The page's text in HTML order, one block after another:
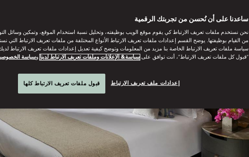
ساعدنا على أن نُحسن من تجربتك الرقمية
نحن نستخدم ملفات تعريف الارتباط كي يقوم موقع الويب بوظيفته، وتحليل نسبة استخدام الموقع، وتمكين وسائل
من القيام بوظيفتها. يوضح القسم إعدادات ملفات تعريف الارتباط الأنواع المختلفة من ملفات تعريف الارتباط التي
سياسة ملفات تعريف الارتباط الخاصة بنا مزيد من المعلومات وتوضح كيفية تعديل إعدادات ملفات تعريف الارتباط
“قبول كل ملفات تعريف الارتباط”، أنت توافق على سياسة& الإعلانات وملفات تعريف الارتباط لدينا وسياسة
إعدادات ملف تعريف الارتباط قبول ملفات تعريف الارتباط كلها